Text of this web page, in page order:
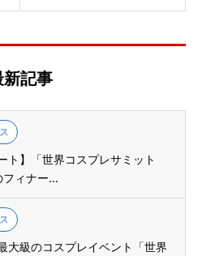
新記事
ト】「世界コスプレサミット
ィナー...
大級のコスプレイベント「世界